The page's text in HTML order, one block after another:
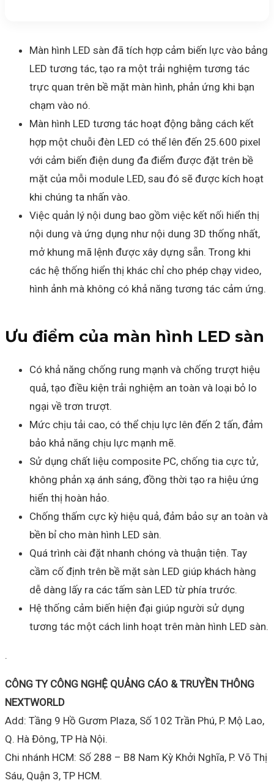
Màn hình LED sàn đã tích hợp cảm biến lực vào bảng
LED tương tác, tạo ra một trải nghiệm tương tác
trực quan trên bề mặt màn hình, phản ứng khi bạn
chạm vào nó.
Màn hình LED tương tác hoạt động bằng cách kết
hợp một chuỗi đèn LED có thể lên đến 25.600 pixel
với cảm biến điện dung đa điểm được đặt trên bề
mặt của mỗi module LED, sau đó sẽ được kích hoạt
khi chúng ta nhấn vào.
Việc quản lý nội dung bao gồm việc kết nối hiển thị
nội dung và ứng dụng như nội dung 3D thống nhất,
mở khung mã lệnh được xây dựng sẵn. Trong khi
các hệ thống hiển thị khác chỉ cho phép chạy video,
hình ảnh mà không có khả năng tương tác cảm ứng.
Ưu điểm của màn hình LED sàn
Có khả năng chống rung mạnh và chống trượt hiệu
quả, tạo điều kiện trải nghiệm an toàn và loại bỏ lo
ngại về trơn trượt.
Mức chịu tải cao, có thể chịu lực lên đến 2 tấn, đảm
bảo khả năng chịu lực mạnh mẽ.
Sử dụng chất liệu composite PC, chống tia cực tử,
không phản xạ ánh sáng, đồng thời tạo ra hiệu ứng
hiển thị hoàn hảo.
Chống thấm cực kỳ hiệu quả, đảm bảo sự an toàn và
bền bỉ cho màn hình LED sàn.
Quá trình cài đặt nhanh chóng và thuận tiện. Tay
cầm cố định trên bề mặt sàn LED giúp khách hàng
dễ dàng lấy ra các tấm sàn LED từ phía trước.
Hệ thống cảm biến hiện đại giúp người sử dụng
tương tác một cách linh hoạt trên màn hình LED sàn.
.
CÔNG TY CÔNG NGHỆ QUẢNG CÁO & TRUYỀN THÔNG
NEXTWORLD
Add: Tầng 9 Hồ Gươm Plaza, Số 102 Trần Phú, P. Mộ Lao,
Q. Hà Đông, TP Hà Nội.
Chi nhánh HCM: Số 288 – B8 Nam Kỳ Khởi Nghĩa, P. Võ Thị
Sáu, Quận 3, TP HCM.